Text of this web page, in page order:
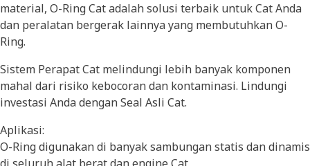
material, O-Ring Cat adalah solusi terbaik untuk Cat Anda
dan peralatan bergerak lainnya yang membutuhkan O-
Ring.
Sistem Perapat Cat melindungi lebih banyak komponen
mahal dari risiko kebocoran dan kontaminasi. Lindungi
investasi Anda dengan Seal Asli Cat.
Aplikasi:
O-Ring digunakan di banyak sambungan statis dan dinamis